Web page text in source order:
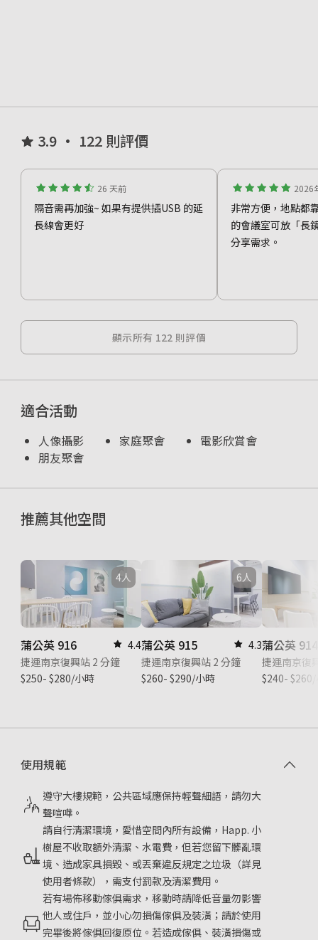
3.9 • 122 則評價
26 天前
隔音需再加強~ 如果有提供插USB 的延
長線會更好
2026
非常方便，地點都
的會議室可放「長
分享需求。
顯示所有 122 則評價
適合活動
人像攝影 家庭聚會
電影欣賞會
朋友聚會
推薦其他空間
4人
蒲公英 916
4.4
捷運南京復興站 2 分鐘
$250- $280/小時
6人
蒲公英 915
4.3
捷運南京復興站 2 分鐘
$260- $290/小時
蒲公英 914
捷運南京復
$240-
使用規範
遵守大樓規範，公共區域應保持輕聲細語，請勿大
聲喧嘩。
請自行清潔環境，愛惜空間內所有設備，Happ. 小
樹屋不收取額外清潔、水電費，但若您留下髒亂環
境、造成家具損毀、或丟棄違反規定之垃圾（詳見
使用者條款），需支付罰款及清潔費用。
若有場佈移動傢俱需求，移動時請降低音量勿影響
他人或住戶，並小心勿損傷傢俱及裝潢；請於使用
完畢後將傢俱回復原位。若造成傢俱、裝潢損傷或